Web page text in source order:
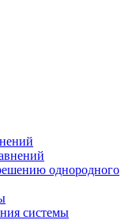
однородного
системы